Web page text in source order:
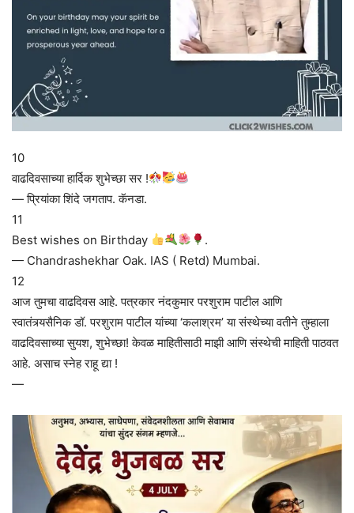
10
वाढदिवसाच्या हार्दिक शुभेच्छा सर !
— प्रियांका शिंदे जगताप. कॅनडा.
11
Best wishes on Birthday
.
— Chandrashekhar Oak. IAS ( Retd) Mumbai.
12
आज तुमचा वाढदिवस आहे. पत्रकार नंदकुमार परशुराम पाटील आणि
स्वातंत्र्यसैनिक डॉ. परशुराम पाटील यांच्या ‘कलाश्रम’ या संस्थेच्या वतीने तुम्हाला
वाढदिवसाच्या सुयश, शुभेच्छा! केवळ माहितीसाठी माझी आणि संस्थेची माहिती पाठवत
आहे. असाच स्नेह राहू द्या !
—